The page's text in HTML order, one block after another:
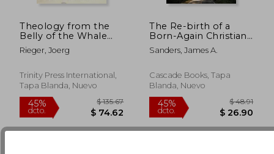
45%
dcto. $ 62.47
40%
dcto.
Theology from the
Belly of the Whale
(en Inglés)
Rieger, Joerg
Trinity Press International,
Tapa Blanda, Nuevo
The Re-birth of a
Born-Again Christian
(en Inglés)
Sanders, James A.
Cascade Books, Tapa
Blanda, Nuevo